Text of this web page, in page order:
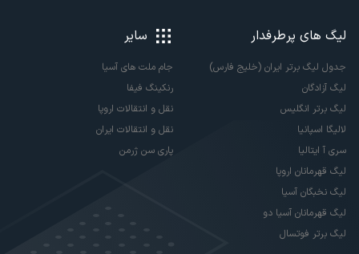
لیگ های پرطرفدار
جدول لیگ برتر ایران (خلیج فارس)
لیگ آزادگان
لیگ برتر انگلیس
لالیگا اسپانیا
سری آ ایتالیا
لیگ قهرمانان اروپا
لیگ نخبگان آسیا
لیگ قهرمانان آسیا دو
لیگ برتر فوتسال
سایر
جام ملت های آسیا
رنکینگ فیفا
نقل و انتقالات اروپا
نقل و انتقالات ایران
پاری سن ژرمن